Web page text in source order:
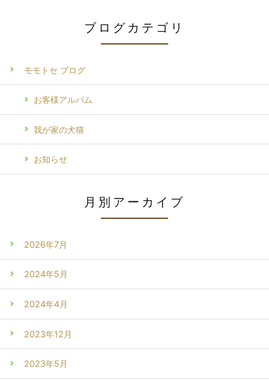
ブログカテゴリ
モモトセ ブログ
お客様アルバム
我が家の犬猫
お知らせ
月別アーカイブ
2026年7月
2024年5月
2024年4月
2023年12月
2023年5月